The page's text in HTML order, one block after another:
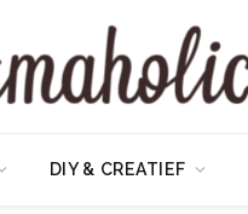
DIY & CREATIEF